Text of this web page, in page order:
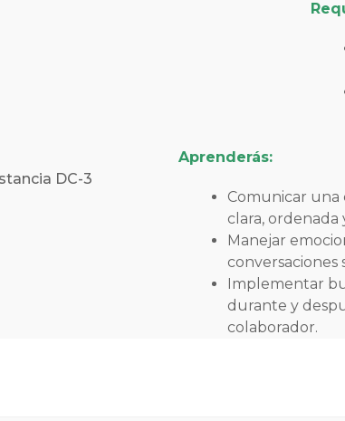
DC-3
Aprenderás:
Comunicar una
clara, ordenada
Manejar
conversaciones
Implementar
durante y
colaborador.